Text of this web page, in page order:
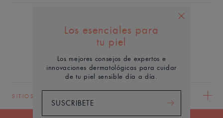
Los esenciales para
tu piel
Los mejores consejos de expertos e
innovaciones dermatológicas para cuidar
de tu piel sensible día a día.
SUSCRIBETE
Contacto Preguntas frecuentes
SITIOS WEB DEL GRUPO PIERRE FABRE